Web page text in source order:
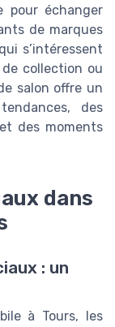
pour échanger
de marques
s’intéressent
collection ou
salon offre un
des
des moments
dans
: un
à Tours, les